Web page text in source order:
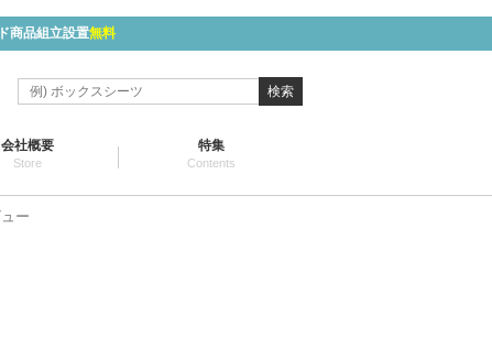
商品組立設置無料
検索
会社概要
Store
特集
Contents
ー